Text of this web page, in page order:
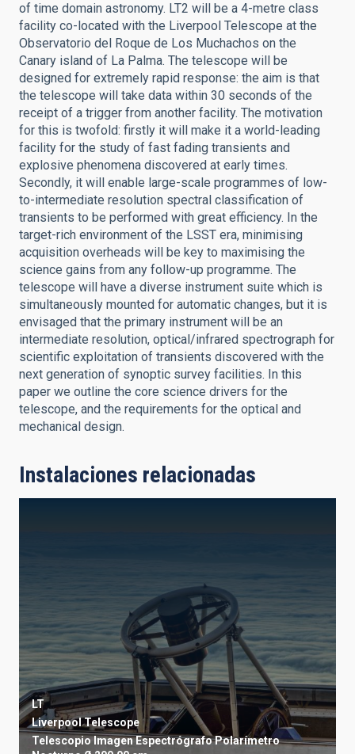
of time domain astronomy. LT2 will be a 4-metre class
facility co-located with the Liverpool Telescope at the
Observatorio del Roque de Los Muchachos on the
Canary island of La Palma. The telescope will be
designed for extremely rapid response: the aim is that
the telescope will take data within 30 seconds of the
receipt of a trigger from another facility. The motivation
for this is twofold: firstly it will make it a world-leading
facility for the study of fast fading transients and
explosive phenomena discovered at early times.
Secondly, it will enable large-scale programmes of low-
to-intermediate resolution spectral classification of
transients to be performed with great efficiency. In the
target-rich environment of the LSST era, minimising
acquisition overheads will be key to maximising the
science gains from any follow-up programme. The
telescope will have a diverse instrument suite which is
simultaneously mounted for automatic changes, but it is
envisaged that the primary instrument will be an
intermediate resolution, optical/infrared spectrograph for
scientific exploitation of transients discovered with the
next generation of synoptic survey facilities. In this
paper we outline the core science drivers for the
telescope, and the requirements for the optical and
mechanical design.
Instalaciones relacionadas
LT
Liverpool Telescope
TelescopioImagenEspectrógrafoPolarímetro